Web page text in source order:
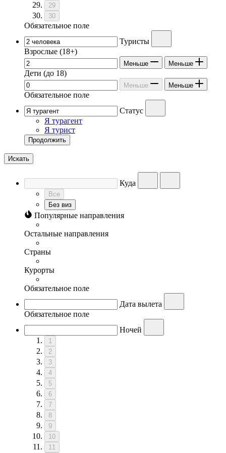
29
30
Обязательное поле
Туристы
Взрослые (18+)
Меньше Меньше
Дети (до 18)
Меньше Меньше
Обязательное поле
Статус
Я турагент
Я турист
Продолжить
Искать
Куда
Все
Без виз
Популярные направления
Остальные направления
Страны
Курорты
Обязательное поле
Дата вылета
Обязательное поле
Ночей
1
2
3
4
5
6
7
8
9
10
11